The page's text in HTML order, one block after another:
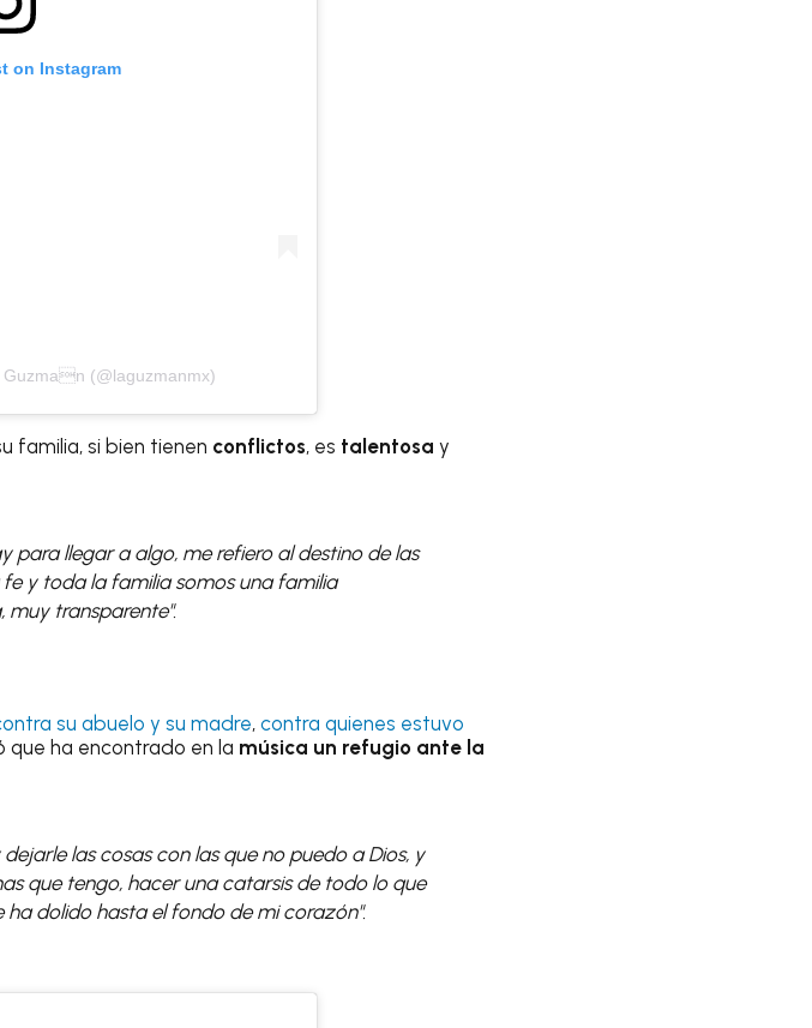
on Instagram
Guzman (@laguzmanmx)
familia, si bien tienen conflictos, es talentosa y
para llegar a algo, me refiero al destino de las
y toda la familia somos una familia
muy transparente".
su abuelo y su madre, contra quienes estuvo
que ha encontrado en la música un refugio ante la
las cosas con las que no puedo a Dios, y
que tengo, hacer una catarsis de todo lo que
dolido hasta el fondo de mi corazón".